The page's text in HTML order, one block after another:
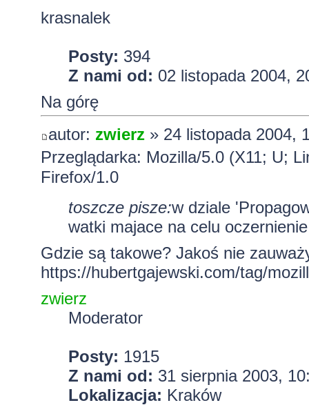
krasnalek
Posty: 394
Z nami od: 02 listopada 2004,
Na górę
autor: zwierz» 24 listopada 2004,
Przeglądarka: Mozilla/5.0 (X11; U;
Firefox/1.0
toszcze pisze:w dziale
watki majace na celu
Gdzie są takowe? Jakoś nie
https://hubertgajewski.com/tag/
zwierz
Moderator
Posty: 1915
Z nami od: 31 sierpnia 2003,
Lokalizacja: Kraków